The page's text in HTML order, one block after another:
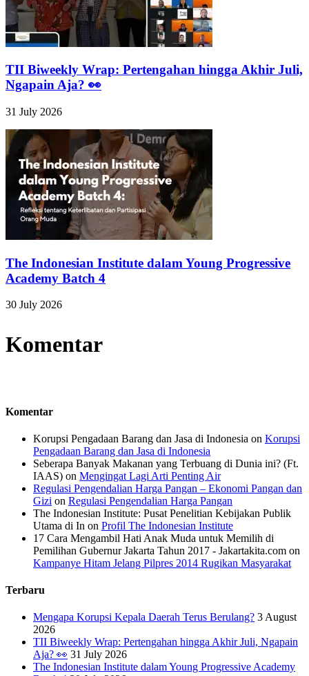
TII Biweekly Wrap: Pertengahan hingga Akhir Juli,
Ngapain Aja? 👀
31 July 2026
The Indonesian Institute dalam Young Progressive
Academy Batch 4
30 July 2026
Komentar
Komentar
Korupsi Pengadaan Barang dan Jasa di Indonesia on Korupsi
Pengadaan Barang dan Jasa di Indonesia
Seberapa Banyak Makanan yang Terbuang di Dunia ini? (Ft.
IAAS) on Mengingat Lagi Arti Penting Air
Regulasi Pengendalian Harga Pangan – Ekonomi Pangan dan
Gizi on Regulasi Pengendalian Harga Pangan
The Indonesian Institute: Pusat Penelitian Kebijakan Publik
Utama di In on Profil The Indonesian Institute
17 Cara Mengambil Hati Anak Muda untuk Memilih di
Pemilihan Gubernur Jakarta Tahun 2017 - Jakartakita.com on
Kampanye Hitam Jelang Pilpres 2014 Rugikan Masyarakat
Terbaru
Mengapa Korupsi Kepala Daerah Terus Berulang? 3 August
2026
TII Biweekly Wrap: Pertengahan hingga Akhir Juli, Ngapain
Aja? 👀 31 July 2026
The Indonesian Institute dalam Young Progressive Academy